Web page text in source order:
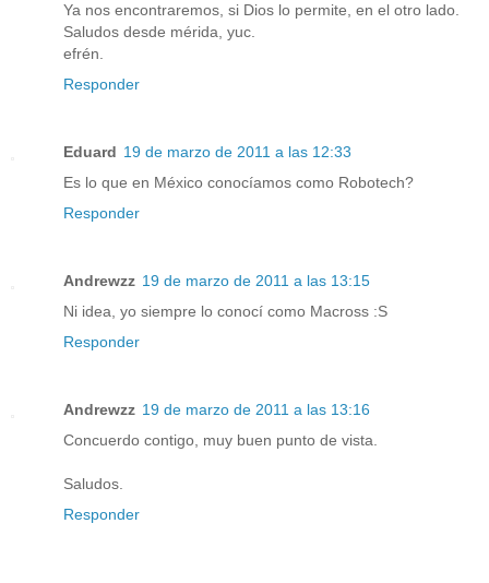
Ya nos encontraremos, si Dios lo permite, en el otro lado.
Saludos desde mérida, yuc.
efrén.
Responder
Eduard 19 de marzo de 2011 a las 12:33
Es lo que en México conocíamos como Robotech?
Responder
Andrewzz 19 de marzo de 2011 a las 13:15
Ni idea, yo siempre lo conocí como Macross :S
Responder
Andrewzz 19 de marzo de 2011 a las 13:16
Concuerdo contigo, muy buen punto de vista.
Saludos.
Responder